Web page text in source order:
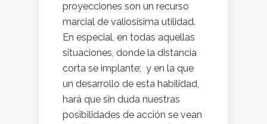
proyecciones son un recurso
marcial de valiosísima utilidad.
En especial, en todas aquellas
situaciones, donde la distancia
corta se implante; y en la que
un desarrollo de esta habilidad,
hará que sin duda nuestras
posibilidades de acción se vean